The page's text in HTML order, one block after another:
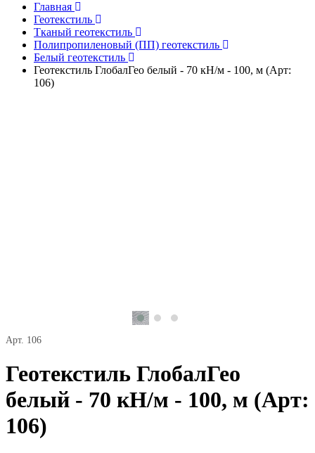
Главная
Геотекстиль
Тканый геотекстиль
Полипропиленовый (ПП) геотекстиль
Белый геотекстиль
Геотекстиль ГлобалГео белый - 70 кН/м - 100, м (Арт:
106)
Арт. 106
Геотекстиль ГлобалГео
белый - 70 кН/м - 100, м (Арт:
106)